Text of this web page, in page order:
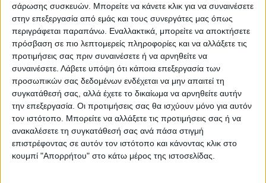
σάρωσης συσκευών. Μπορείτε να κάνετε κλικ για να συναινέσετε
στην επεξεργασία από εμάς και τους συνεργάτες μας όπως
περιγράφεται παραπάνω. Εναλλακτικά, μπορείτε να αποκτήσετε
πρόσβαση σε πιο λεπτομερείς πληροφορίες και να αλλάξετε τις
προτιμήσεις σας πριν συναινέσετε ή να αρνηθείτε να
συναινέσετε. Λάβετε υπόψη ότι κάποια επεξεργασία των
προσωπικών σας δεδομένων ενδέχεται να μην απαιτεί τη
συγκατάθεσή σας, αλλά έχετε το δικαίωμα να αρνηθείτε αυτήν
την επεξεργασία. Οι προτιμήσεις σας θα ισχύουν μόνο για αυτόν
τον ιστότοπο. Μπορείτε να αλλάξετε τις προτιμήσεις σας ή να
ανακαλέσετε τη συγκατάθεσή σας ανά πάσα στιγμή
επιστρέφοντας σε αυτόν τον ιστότοπο και κάνοντας κλικ στο
κουμπί "Απορρήτου" στο κάτω μέρος της ιστοσελίδας.
ΝΕΟΣ ΑΓΩΝ
https://neosagon.gr
Η Αρχαιότερη Καθημερινή Πρωινή Εφημερίδα της Καρδίτσας
ΠΑΡΟΜΟΙΑ ΑΡΘΡΑ